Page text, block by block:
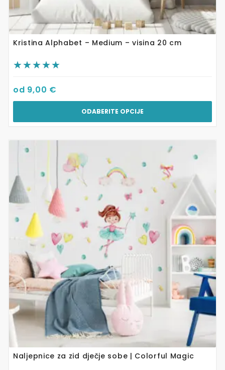
Kristina Alphabet – Medium – visina 20 cm
od 9,00 €
ODABERITE OPCIJE
Naljepnice za zid dječje sobe | Colorful Magic
Ovaj
više
varijanti.
Opcije
mogu
odabrati
stranici
proizvoda